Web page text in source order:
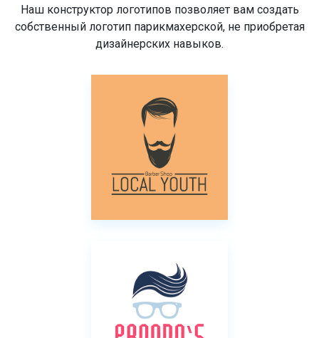
Наш конструктор логотипов позволяет вам создать
собственный логотип парикмахерской, не приобретая
дизайнерских навыков.